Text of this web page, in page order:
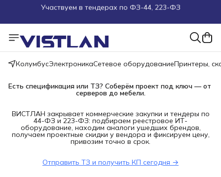
Пуско-наладочные работы
Пришлите запрос на e-mail или в чат
Более 100 000 позиций в наличии и под заказ
КолумбусЭлектроникаСетевое оборудованиеПринтеры,
Есть спецификация или ТЗ? Соберём проект под ключ — от
серверов до мебели.
ВИСТЛАН закрывает коммерческие закупки и тендеры по
44-ФЗ и 223-ФЗ: подбираем реестровое ИТ-
оборудование, находим аналоги ушедших брендов,
получаем проектные скидки у вендора и фиксируем цену,
привозим точно в срок.
Отправить ТЗ и получить КП сегодня →